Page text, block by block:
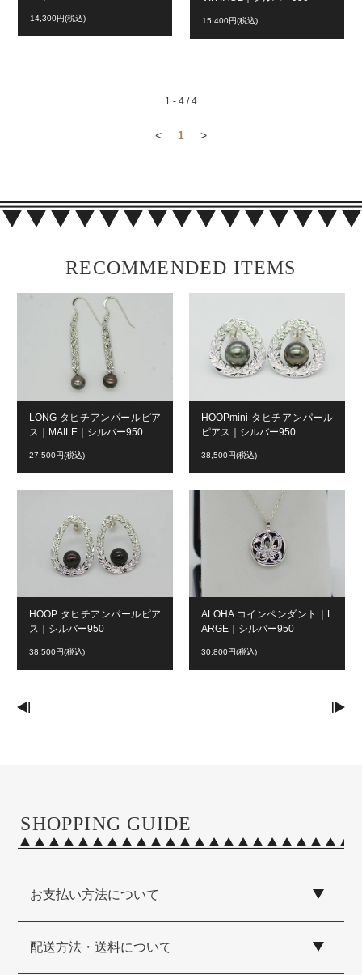
14,300円(税込) 15,400円(税込)
1 - 4 / 4
< 1 >
RECOMMENDED ITEMS
LONG タヒチアンパールピア
ス｜MAILE｜シルバー950
27,500円(税込)
HOOP タヒチアンパールピア
ス｜シルバー950
38,500円(税込)
HOOPmini タヒチアンパール
ピアス｜シルバー950
38,500円(税込)
ALOHA コインペンダント｜L
ARGE｜シルバー950
30,800円(税込)
SHOPPING GUIDE
お支払い方法について
配送方法・送料について